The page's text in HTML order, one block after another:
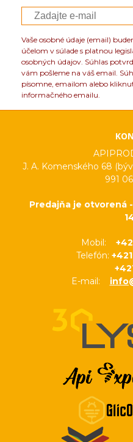
Vaše osobné údaje (email)
účelom v súlade s platnou
osobných údajov. Súhlas
vám pošleme na váš email.
písomne, emailom alebo
informačného emailu.
J. A. Komenského 68
991
Predajňa je otvorená
Mobil:
Telefón:
+421
E-mail: